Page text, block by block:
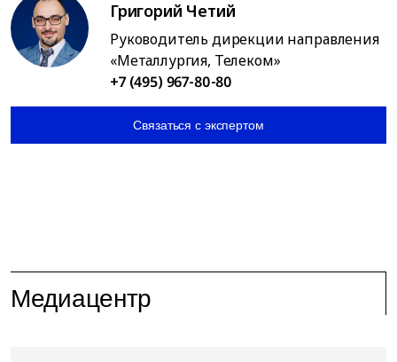
Григорий Четий
Руководитель дирекции направления
«Металлургия, Телеком»
+7 (495) 967-80-80
Связаться с экспертом
Медиацентр